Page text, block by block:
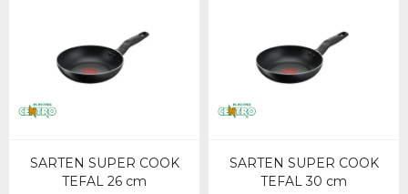
SARTEN SUPER COOK
TEFAL 26 cm
SARTEN SUPER COOK
TEFAL 30 cm